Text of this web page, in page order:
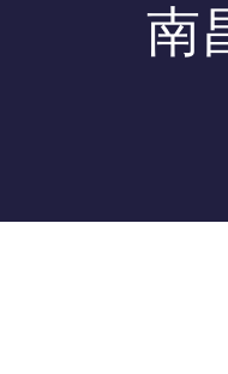
南